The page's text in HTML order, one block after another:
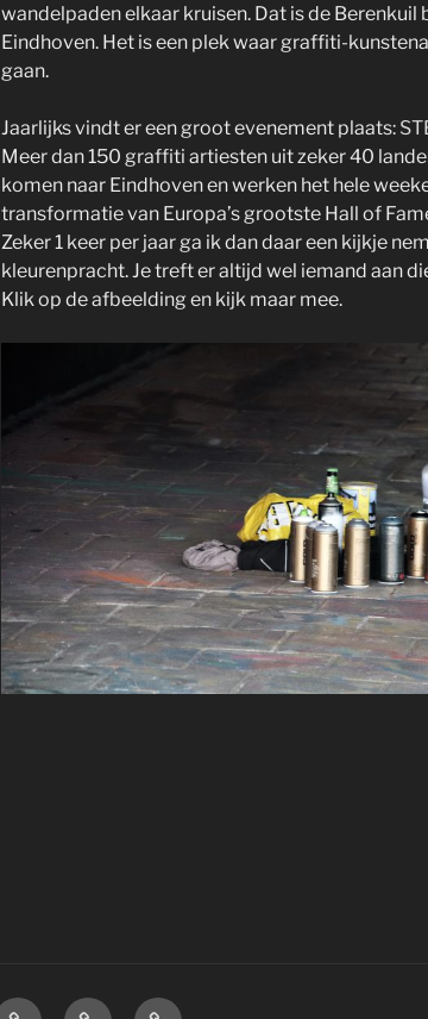
wandelpaden elkaar kruisen. Dat is de Berenkuil
Eindhoven. Het is een plek waar graffiti-
gaan.
Jaarlijks vindt er een groot evenement plaats:
Meer dan 150 graffiti artiesten uit zeker 40
komen naar Eindhoven en werken het hele
transformatie van Europa’s grootste Hall of
Zeker 1 keer per jaar ga ik dan daar een kijkje
kleurenpracht. Je treft er altijd wel iemand aan
Klik op de afbeelding en kijk maar mee.
Home Over Disclaimer.